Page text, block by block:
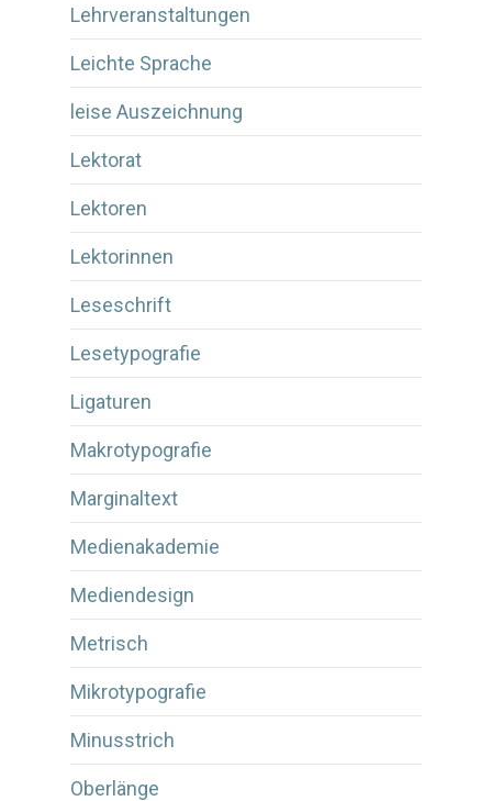
Lehrveranstaltungen
Leichte Sprache
leise Auszeichnung
Lektorat
Lektoren
Lektorinnen
Leseschrift
Lesetypografie
Ligaturen
Makrotypografie
Marginaltext
Medienakademie
Mediendesign
Metrisch
Mikrotypografie
Minusstrich
Oberlänge